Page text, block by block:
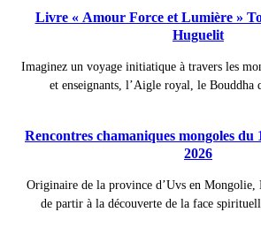
Livre « Amour Force et Lumière »
Huguelit
Imaginez un voyage initiatique à travers les
et enseignants, l’Aigle royal, le Bouddha
Rencontres chamaniques mongoles du
2026
Originaire de la province d’Uvs en Mongolie,
de partir à la découverte de la face